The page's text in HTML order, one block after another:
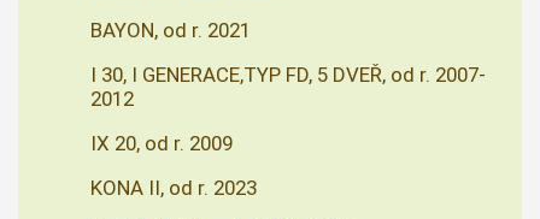
BAYON, od r. 2021
I 30, I GENERACE,TYP FD, 5 DVEŘ, od r. 2007-
2012
IX 20, od r. 2009
KONA II, od r. 2023